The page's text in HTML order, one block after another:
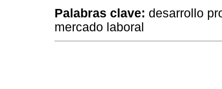
Palabras clave: desarrollo
mercado laboral